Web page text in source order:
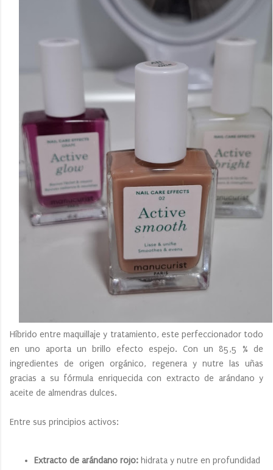
Híbrido entre maquillaje y tratamiento, este perfeccionador todo
en uno aporta un brillo efecto espejo. Con un 85,5 % de
ingredientes de origen orgánico, regenera y nutre las uñas
gracias a su fórmula enriquecida con extracto de arándano y
aceite de almendras dulces.
Entre sus principios activos:
Extracto de arándano rojo: hidrata y nutre en profundidad